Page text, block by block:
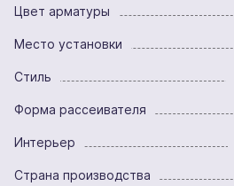
Цвет арматуры
Место установки
Стиль
Форма рассеивателя
Интерьер
Страна производства